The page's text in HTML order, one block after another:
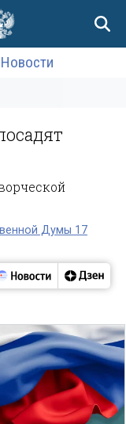
Новости
Думы 17